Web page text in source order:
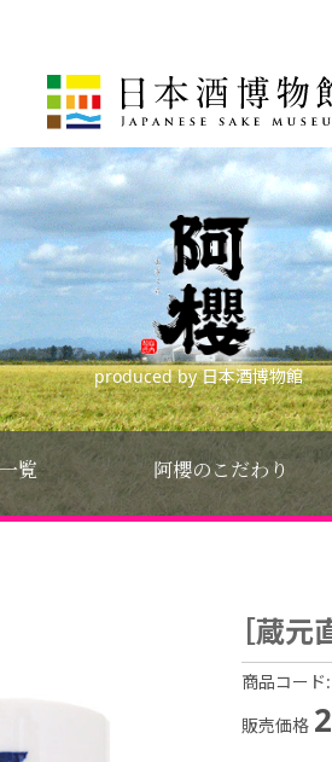
produced by 日本酒博物館
覧 阿櫻のこだわり
［蔵
商品コード:
販売価格